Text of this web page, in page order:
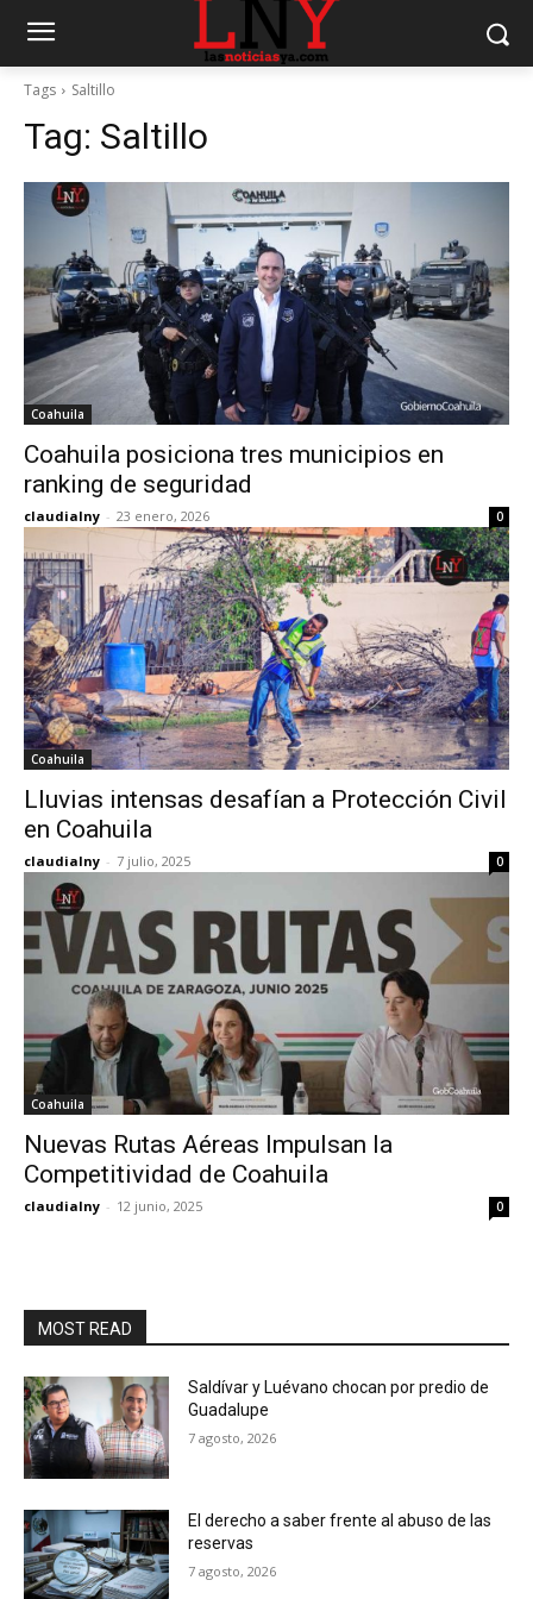
Tags Saltillo
Tag: Saltillo
Coahuila
Coahuila posiciona tres municipios en
ranking de seguridad
claudialny - 23 enero, 2026 0
Coahuila
Lluvias intensas desafían a Protección Civil
en Coahuila
claudialny - 7 julio, 2025 0
Coahuila
Nuevas Rutas Aéreas Impulsan la
Competitividad de Coahuila
claudialny - 12 junio, 2025 0
MOST READ
Saldívar y Luévano chocan por predio de
Guadalupe
7 agosto, 2026
El derecho a saber frente al abuso de las
reservas
7 agosto, 2026